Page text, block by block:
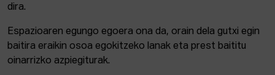
dira.
Espazioaren egungo egoera ona da, orain dela gutxi egin
baitira eraikin osoa egokitzeko lanak eta prest baititu
oinarrizko azpiegiturak.